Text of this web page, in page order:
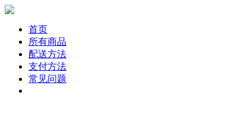
首页
所有商品
配送方法
支付方法
常见问题